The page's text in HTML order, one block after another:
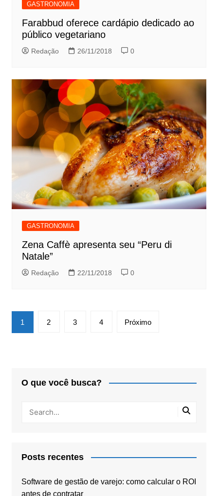
GASTRONOMIA
Farabbud oferece cardápio dedicado ao
público vegetariano
Redação 26/11/2018 0
GASTRONOMIA
Zena Caffè apresenta seu “Peru di
Natale”
Redação 22/11/2018 0
Paginação
de
1 2 3 4 Próximo
O que você busca?
Posts recentes
Software de gestão de varejo: como calcular o ROI
antes de contratar